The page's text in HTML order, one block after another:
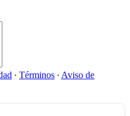
∙ Términos ∙ Aviso de